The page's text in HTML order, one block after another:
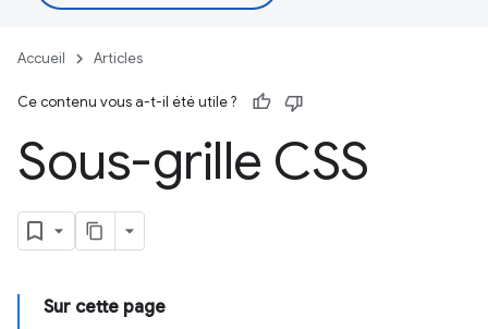
Accueil Articles
Ce contenu vous a-t-il été utile ?
Sous-grille CSS
Sur cette page